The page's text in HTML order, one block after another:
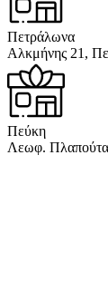
Πετράλωνα
Αλκμήνης 21,
Πεύκη
Λεωφ.